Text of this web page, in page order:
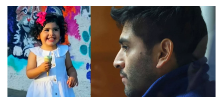
TELESERIES
NTV
ACTUALIDAD Y TENDENCIAS
CORPORATIVO Y TRANSPARENCIA